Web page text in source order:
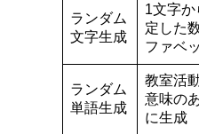
ランダム
文字生成
1文字
定した
ファベ
ランダム
単語生成
教室活
意味の
に生成